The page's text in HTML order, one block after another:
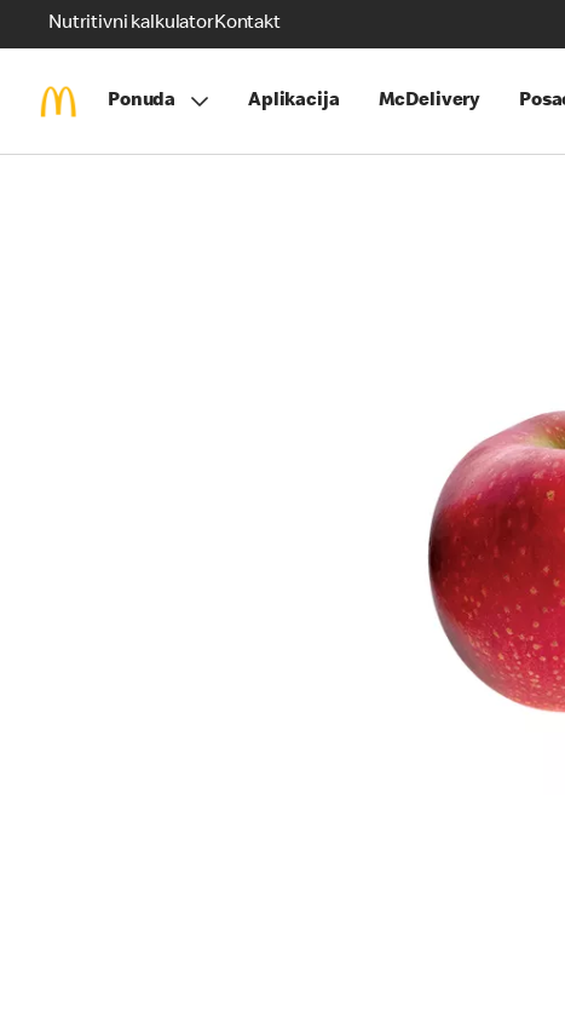
Nutritivni kalkulatorKontakt
Ponuda Aplikacija McDelivery